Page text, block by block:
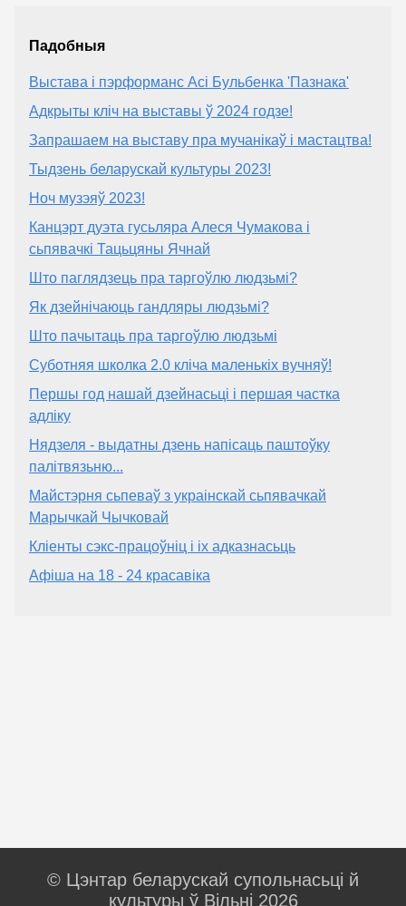
Падобныя
Выстава і пэрформанс Асі Бульбенка 'Пазнака'
Адкрыты кліч на выставы ў 2024 годзе!
Запрашаем на выставу пра мучанікаў і мастацтва!
Тыдзень беларускай культуры 2023!
Ноч музэяў 2023!
Канцэрт дуэта гусьляра Алеся Чумакова і
сьпявачкі Тацьцяны Ячнай
Што паглядзець пра таргоўлю людзьмі?
Як дзейнічаюць гандляры людзьмі?
Што пачытаць пра таргоўлю людзьмі
Суботняя школка 2.0 кліча маленькіх вучняў!
Першы год нашай дзейнасьці і першая частка
адліку
Нядзеля - выдатны дзень напісаць паштоўку
палітвязьню...
Майстэрня сьпеваў з украінскай сьпявачкай
Марычкай Чычковай
Кліенты сэкс-працоўніц і іх адказнасьць
Афіша на 18 - 24 красавіка
© Цэнтар беларускай супольнасьці й
культуры ў Вільні 2026